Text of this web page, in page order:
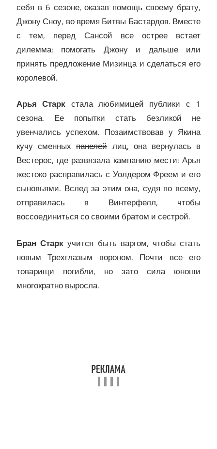
себя в 6 сезоне, оказав помощь своему брату,
Джону Сноу, во время Битвы Бастардов. Вместе
с тем, перед Сансой все острее встает
дилемма: помогать Джону и дальше или
принять предложение Мизинца и сделаться его
королевой.
Арья Старк стала любимицей публики с 1
сезона. Ее попытки стать безликой не
увенчались успехом. Позаимствовав у Якина
кучу сменныхпанелейлиц, она вернулась в
Вестерос, где развязала кампанию мести: Арья
жестоко расправилась с Уолдером Фреем и его
сыновьями. Вслед за этим она, судя по всему,
отправилась в Винтерфелл, чтобы
воссоединиться со своими братом и сестрой.
Бран Старк учится быть варгом, чтобы стать
новым Трехглазым вороном. Почти все его
товарищи погибли, но зато сила юноши
многократно выросла.